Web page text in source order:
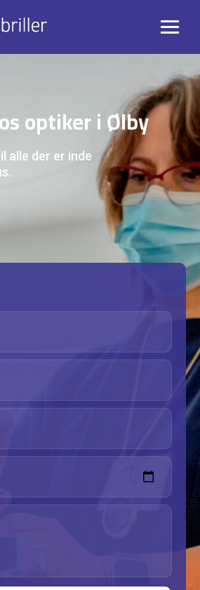
optiker i Ølby
alle der er inde